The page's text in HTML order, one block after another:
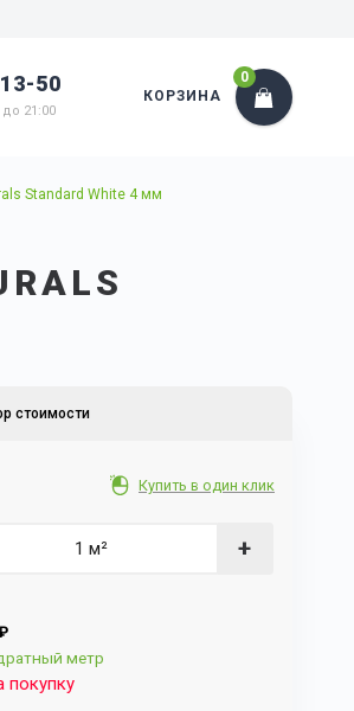
50
21:00
КОРЗИНА
0
Standard White 4 мм
стоимости
Купить в один клик
+
метр
покупку